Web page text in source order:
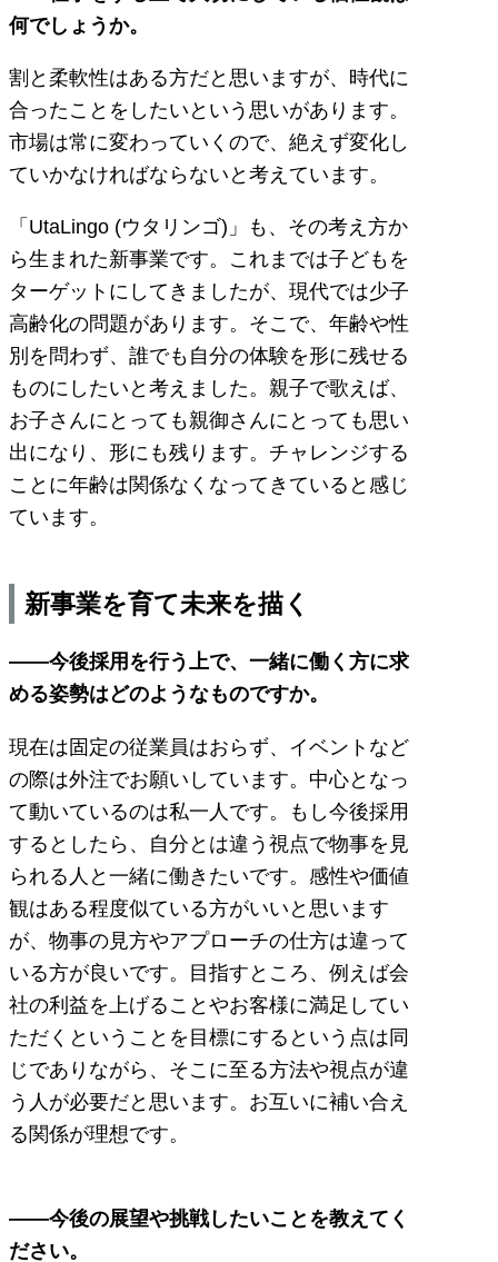
何でしょうか。
割と柔軟性はある方だと思いますが、時代に
合ったことをしたいという思いがあります。
市場は常に変わっていくので、絶えず変化し
ていかなければならないと考えています。
「UtaLingo (ウタリンゴ)」も、その考え方か
ら生まれた新事業です。これまでは子どもを
ターゲットにしてきましたが、現代では少子
高齢化の問題があります。そこで、年齢や性
別を問わず、誰でも自分の体験を形に残せる
ものにしたいと考えました。親子で歌えば、
お子さんにとっても親御さんにとっても思い
出になり、形にも残ります。チャレンジする
ことに年齢は関係なくなってきていると感じ
ています。
新事業を育て未来を描く
――今後採用を行う上で、一緒に働く方に求
める姿勢はどのようなものですか。
現在は固定の従業員はおらず、イベントなど
の際は外注でお願いしています。中心となっ
て動いているのは私一人です。もし今後採用
するとしたら、自分とは違う視点で物事を見
られる人と一緒に働きたいです。感性や価値
観はある程度似ている方がいいと思います
が、物事の見方やアプローチの仕方は違って
いる方が良いです。目指すところ、例えば会
社の利益を上げることやお客様に満足してい
ただくということを目標にするという点は同
じでありながら、そこに至る方法や視点が違
う人が必要だと思います。お互いに補い合え
る関係が理想です。
――今後の展望や挑戦したいことを教えてく
ださい。